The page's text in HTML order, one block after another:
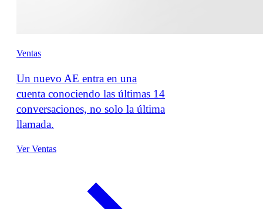
Ventas
Un nuevo AE entra en una
cuenta conociendo las últimas 14
conversaciones, no solo la última
llamada.
Ver Ventas